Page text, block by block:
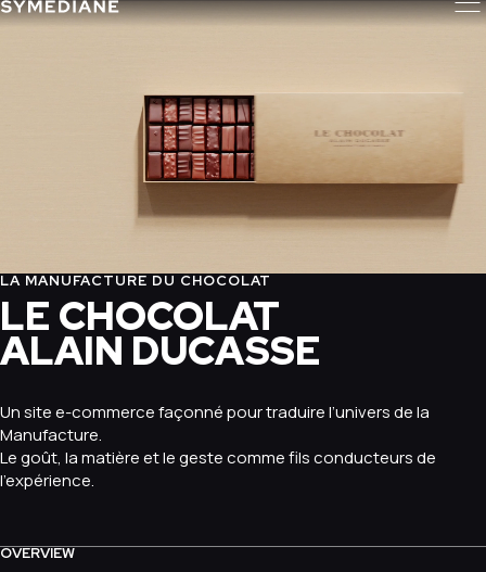
LA MANUFACTURE DU CHOCOLAT
LE CHOCOLAT
ALAIN DUCASSE
Un site e-commerce façonné pour traduire l’univers de la
Manufacture.
Le goût, la matière et le geste comme fils conducteurs de
l’expérience.
OVERVIEW